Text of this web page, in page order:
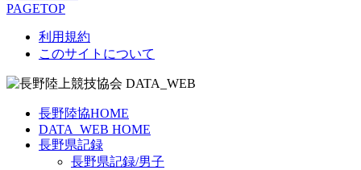
PAGETOP
利用規約
このサイトについて
長野陸協HOME
DATA_WEB HOME
長野県記録
長野県記録/男子